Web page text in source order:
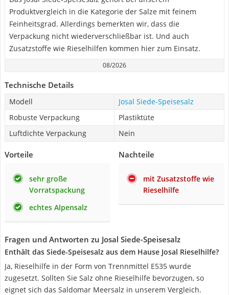
Produktvergleich in die Kategorie der Salze mit feinem
Feinheitsgrad. Allerdings bemerkten wir, dass die
Verpackung nicht wiederverschließbar ist. Und auch
Zusatzstoffe wie Rieselhilfen kommen hier zum Einsatz.
08/2026
Technische Details
Modell
Josal Siede-Speisesalz
Robuste Verpackung
Plastiktüte
Luftdichte Verpackung
Nein
Vorteile
sehr große
Vorratspackung
echtes Alpensalz
Nachteile
mit Zusatzstoffe wie
Rieselhilfe
Fragen und Antworten zu Josal Siede-Speisesalz
Enthält das Siede-Speisesalz aus dem Hause Josal Rieselhilfe?
Ja, Rieselhilfe in der Form von Trennmittel E535 wurde
zugesetzt. Sollten Sie Salz ohne Rieselhilfe bevorzugen, so
eignet sich das Saldomar Meersalz in unserem Vergleich.